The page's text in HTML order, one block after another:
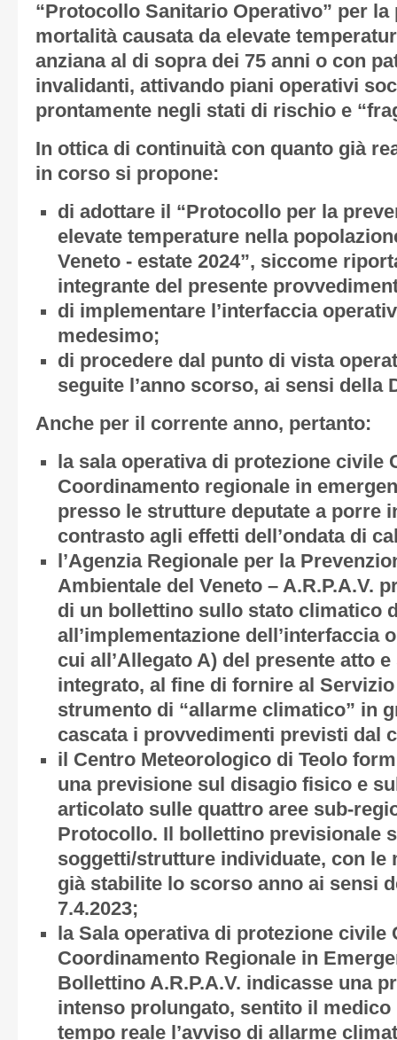
“Protocollo Sanitario Operativo” per la
mortalità causata da elevate
anziana al di sopra dei 75 anni o con
invalidanti, attivando piani operativi
prontamente negli stati di rischio e
In ottica di continuità con quanto già
in corso si propone:
di adottare il “Protocollo per la
elevate temperature nella
Veneto - estate 2024”, siccome
integrante del presente
di implementare l’interfaccia
medesimo;
di procedere dal punto di vista
seguite l’anno scorso, ai sensi della
Anche per il corrente anno, pertanto:
la sala operativa di protezione civile
Coordinamento regionale in
presso le strutture deputate a porre
contrasto agli effetti dell’ondata di
l’Agenzia Regionale per la
Ambientale del Veneto – A.R.P.A.V.
di un bollettino sullo stato climatico
all’implementazione dell’interfaccia
cui all’Allegato A) del presente atto
integrato, al fine di fornire al
strumento di “allarme climatico” in
cascata i provvedimenti previsti dal
il Centro Meteorologico di Teolo
una previsione sul disagio fisico e
articolato sulle quattro aree sub-
Protocollo. Il bollettino previsionale
soggetti/strutture individuate, con le
già stabilite lo scorso anno ai sensi
7.4.2023;
la Sala operativa di protezione civile
Coordinamento Regionale in
Bollettino A.R.P.A.V. indicasse una
intenso prolungato, sentito il
tempo reale l’avviso di allarme